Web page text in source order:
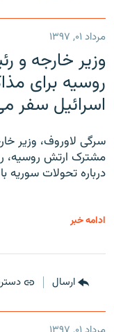
مرداد ۰۱, ۱۳۹۷
وزیر خارجه و
روسیه برای
اسرائیل سفر
سرگی لاوروف، وزیر
مشترک ارتش روسیه،
درباره تحولات سوریه
ادامه خبر
ارسال